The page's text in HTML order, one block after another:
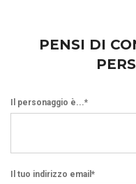
PENSI DI
Il personaggio è...*
Il tuo indirizzo email*